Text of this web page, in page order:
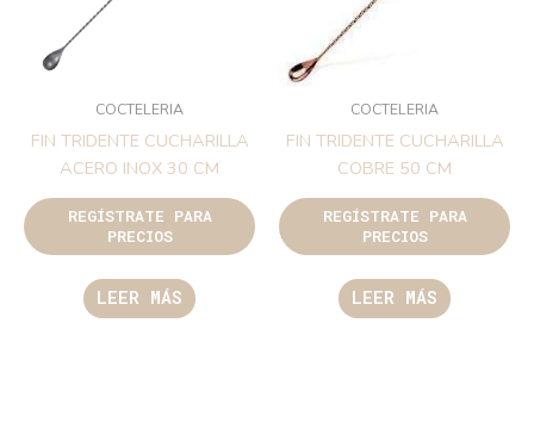
COCTELERIA
FIN TRIDENTE CUCHARILLA
ACERO INOX 30 CM
REGÍSTRATE PARA
PRECIOS
LEER MÁS
COCTELERIA
FIN TRIDENTE CUCHARILLA
COBRE 50 CM
REGÍSTRATE PARA
PRECIOS
LEER MÁS